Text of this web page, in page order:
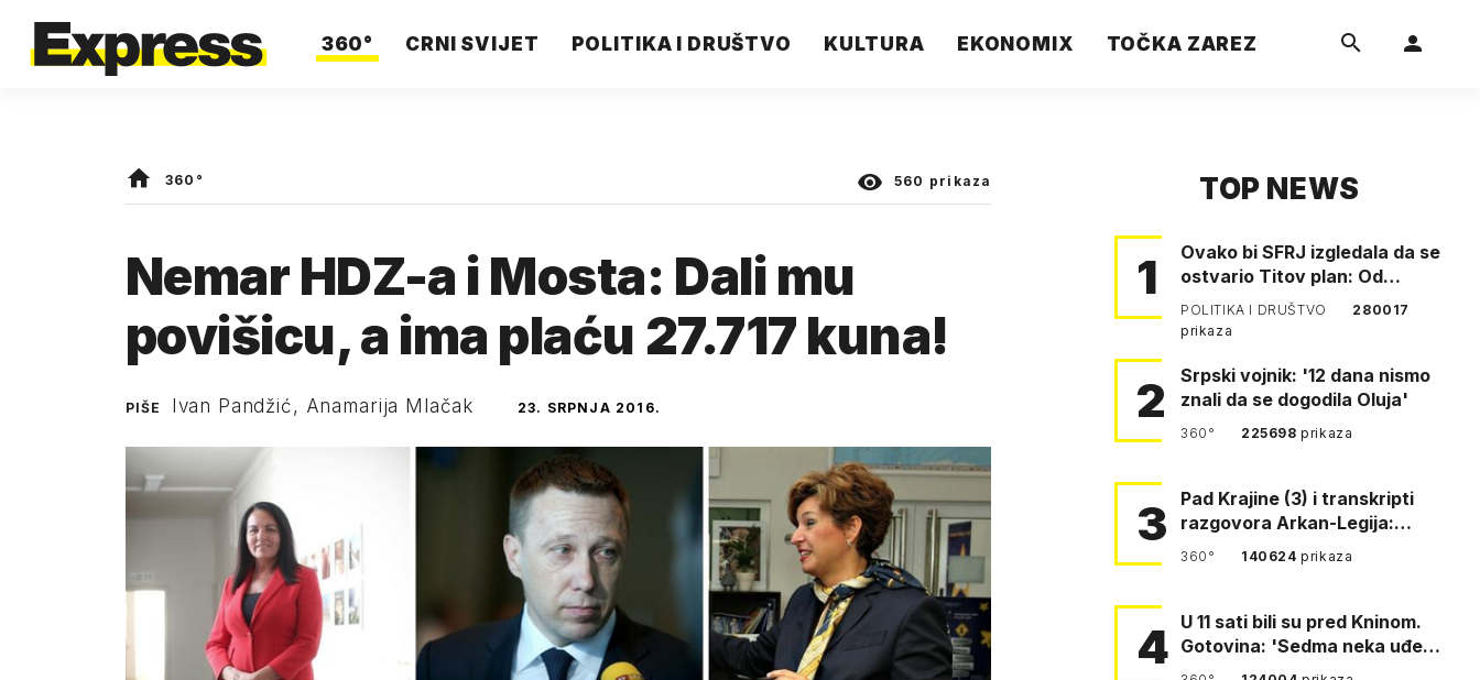
360° CRNI SVIJET POLITIKA I DRUŠTVO KULTURA EKONOMIX TOČKA ZAREZ
360° 560 prikaza
Nemar HDZ-a i Mosta: Dali mu
povišicu, a ima plaću 27.717 kuna!
PIŠE Ivan Pandžić, Anamarija Mlačak 23. SRPNJA 2016.
TOP NEWS
1
Ovako bi SFRJ izgledala da se
ostvario Titov plan: Od
Klagenfurta do Istanbula!
POLITIKA I DRUŠTVO
280017
prikaza
2
Srpski vojnik: '12 dana nismo
znali da se dogodila Oluja'
360° 225698prikaza
3
Pad Krajine (3) i transkripti
razgovora Arkan-Legija:
'Čujem, prelazite ustašam…
360° 140624prikaza
4 U 11 sati bili su pred Kninom.
Gotovina: 'Sedma neka uđe,
4. gardijska neka g…